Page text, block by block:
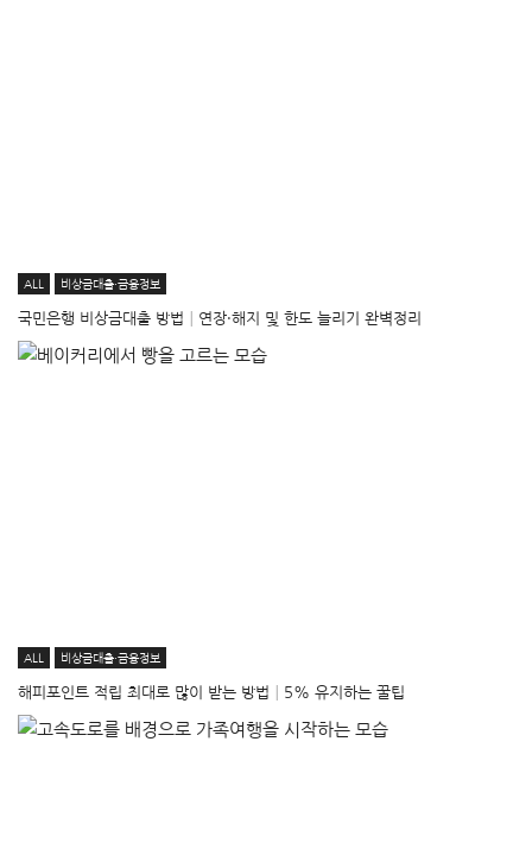
ALL 비상금대출·금융정보
국민은행 비상금대출 방법│연장·해지 및 한도 늘리기 완벽정리
ALL 비상금대출·금융정보
해피포인트 적립 최대로 많이 받는 방법│5% 유지하는 꿀팁